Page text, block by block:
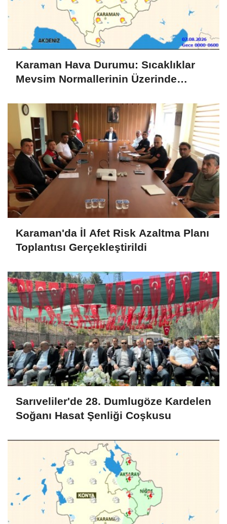
Karaman Hava Durumu: Sıcaklıklar
Mevsim Normallerinin Üzerinde
Karaman'da İl Afet Risk Azaltma Planı
Toplantısı Gerçekleştirildi
Sarıveliler'de 28. Dumlugöze Kardelen
Soğanı Hasat Şenliği Coşkusu